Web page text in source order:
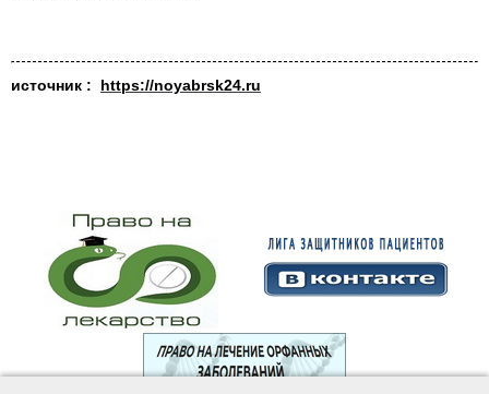
источник : https://noyabrsk24.ru